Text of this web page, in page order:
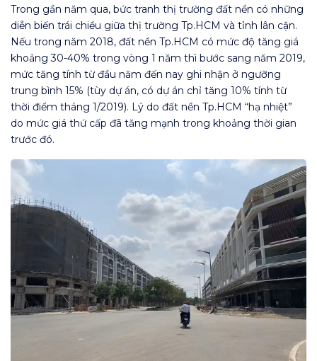
Trong gần năm qua, bức tranh thị trường đất nền có những
diễn biến trái chiều giữa thị trường Tp.HCM và tỉnh lân cận.
Nếu trong năm 2018, đất nền Tp.HCM có mức độ tăng giá
khoảng 30-40% trong vòng 1 năm thì bước sang năm 2019,
mức tăng tính từ đầu năm đến nay ghi nhận ở ngưỡng
trung bình 15% (tùy dự án, có dự án chỉ tăng 10% tính từ
thời điểm tháng 1/2019). Lý do đất nền Tp.HCM “hạ nhiệt”
do mức giá thứ cấp đã tăng mạnh trong khoảng thời gian
trước đó.